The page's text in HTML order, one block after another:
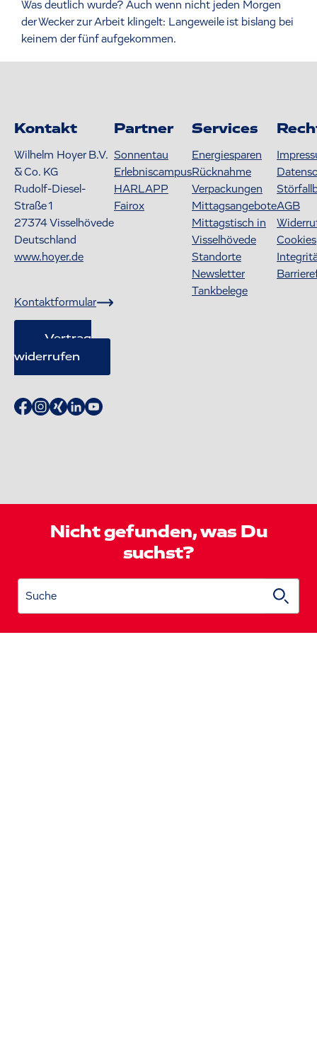
Was deutlich wurde? Auch wenn nicht jeden Morgen
der Wecker zur Arbeit klingelt: Langeweile ist bislang bei
keinem der fünf aufgekommen.
Kontakt
Wilhelm Hoyer B.V.
& Co. KG
Rudolf-Diesel-
Straße 1
27374Visselhövede
Deutschland
www.hoyer.de
Kontaktformular
Vertrag
widerrufen
Partner
Sonnentau
Erlebniscampus
HARLAPP
Fairox
Services
Energiesparen
Rücknahme
Verpackungen
Mittagsangebote
Mittagstisch in
Visselhövede
Standorte
Newsletter
Tankbelege
AGB
Cookies
Nicht gefunden, was Du
suchst?
Suche